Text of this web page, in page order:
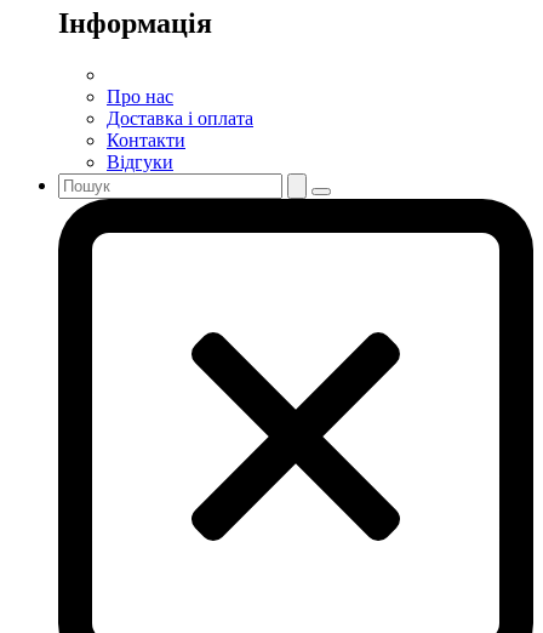
Інформація
Про нас
Доставка і оплата
Контакти
Відгуки